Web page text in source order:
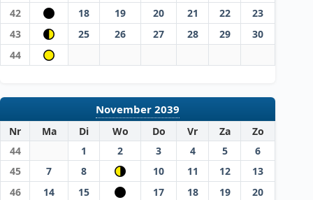
42
18 19 20 21 22
23
43
25 26 27 28 29
30
44
November 2039
Nr Ma Di Wo Do Vr Za
Zo
44
1 2 3 4 5
6
45
7 8 10 11 12
13
46
14 15 17 18 19
20